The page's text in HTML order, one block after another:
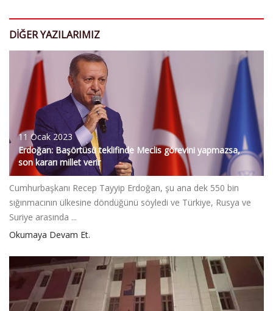
DIĞER YAZILARIMIZ
11 Ocak 2023
Erdoğan: Başörtüsü teklifinde Meclis görevini yapmazsa,
son kararı millet verir
Cumhurbaşkanı Recep Tayyip Erdoğan, şu ana dek 550 bin
sığınmacının ülkesine döndüğünü söyledi ve Türkiye, Rusya ve
Suriye arasında ...
Okumaya Devam Et.